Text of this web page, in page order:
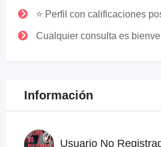
⭐ Perfil con calificaciones
Cualquier consulta es
Información
Usuario No